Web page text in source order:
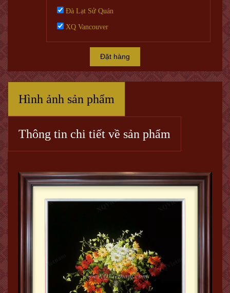
Đà Lạt Sử Quán
XQ Vancouver
Đặt hàng
Hình ảnh sản phẩm
Thông tin chi tiết về sản phẩm